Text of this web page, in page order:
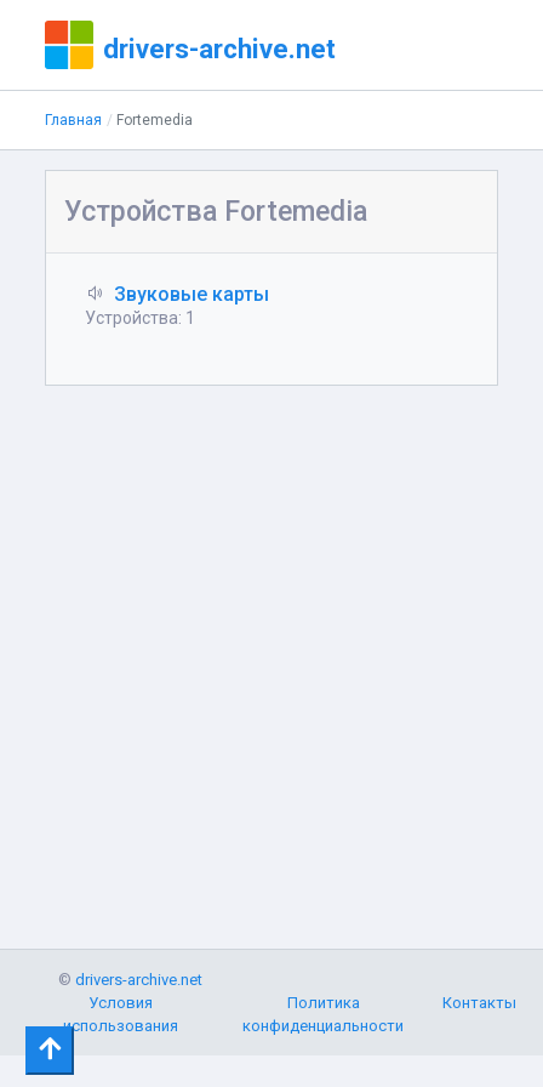
drivers-archive.net
Главная Fortemedia
Устройства Fortemedia
Звуковые карты
Устройства: 1
©drivers-archive.net
Условия
использования
Политика
конфиденциальности
Контакты